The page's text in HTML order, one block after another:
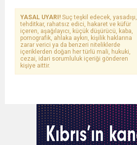
YASAL UYARI! Suç teşkil edecek, yasadışı,
tehditkar, rahatsız edici, hakaret ve küfür
içeren, aşağılayıcı, küçük düşürücü, kaba,
pornografik, ahlaka aykırı, kişilik haklarına
zarar verici ya da benzeri niteliklerde
içeriklerden doğan her türlü mali, hukuki,
cezai, idari sorumluluk içeriği gönderen
kişiye aittir.